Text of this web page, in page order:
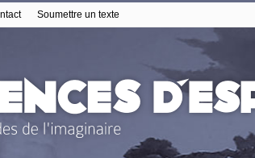
Soumettre un texte